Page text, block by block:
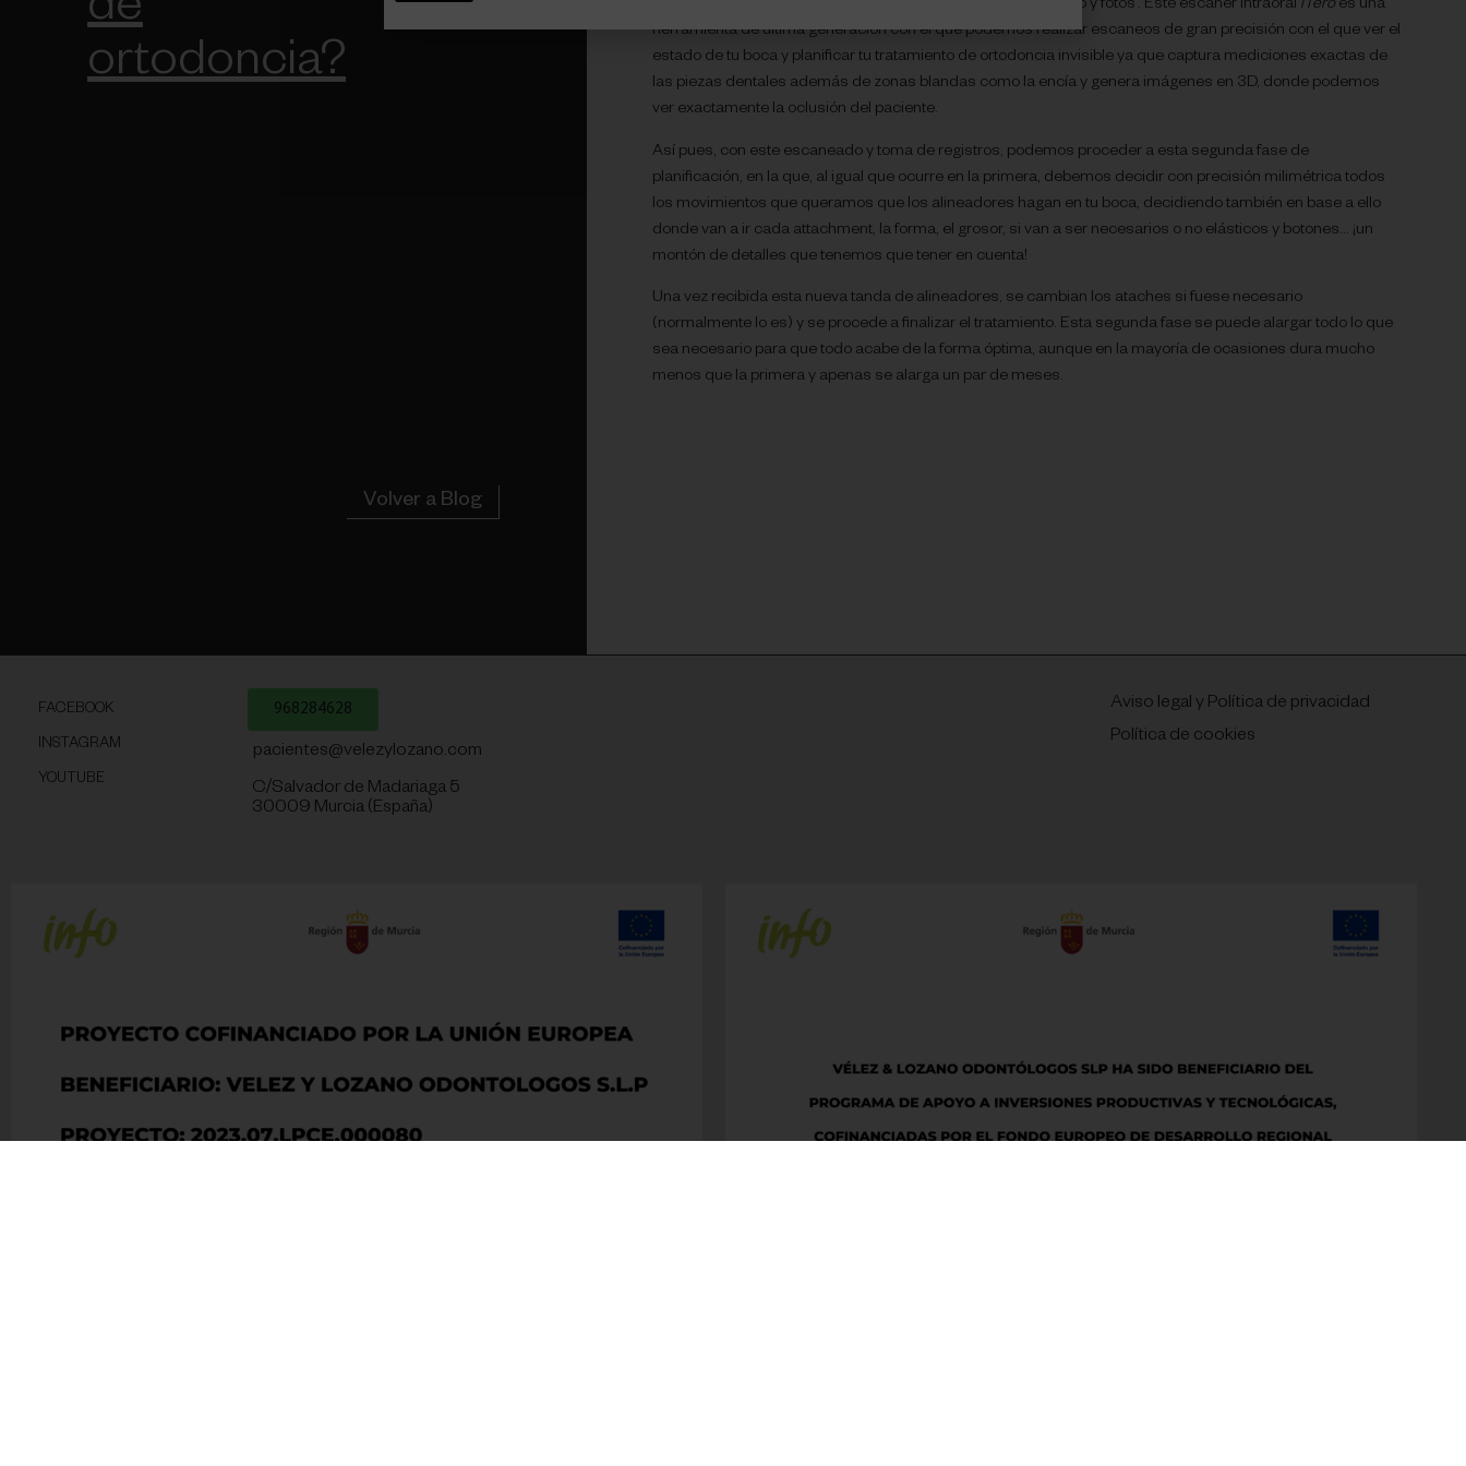
de
ortodoncia?
Volver a Blog
intraoral, y a esto es a lo que llamamos ‘una cita de escaneado y fotos’. Este escáner intraoral iTeroes una
herramienta de última generación con el que podemos realizar escaneos de gran precisión con el que ver el
estado de tu boca y planificar tu tratamiento de ortodoncia invisible ya que captura mediciones exactas de
las piezas dentales además de zonas blandas como la encía y genera imágenes en 3D, donde podemos
ver exactamente la oclusión del paciente.
Así pues, con este escaneado y toma de registros, podemos proceder a esta segunda fase de
planificación, en la que, al igual que ocurre en la primera, debemos decidir con precisión milimétrica todos
los movimientos que queramos que los alineadores hagan en tu boca, decidiendo también en base a ello
donde van a ir cada attachment, la forma, el grosor, si van a ser necesarios o no elásticos y botones… ¡un
montón de detalles que tenemos que tener en cuenta!
Una vez recibida esta nueva tanda de alineadores, se cambian los ataches si fuese necesario
(normalmente lo es) y se procede a finalizar el tratamiento. Esta segunda fase se puede alargar todo lo que
sea necesario para que todo acabe de la forma óptima, aunque en la mayoría de ocasiones dura mucho
menos que la primera y apenas se alarga un par de meses.
FACEBOOK
INSTAGRAM
YOUTUBE
968284628
pacientes@velezylozano.com
C/Salvador de Madariaga 5
30009 Murcia (España)
Aviso legal y Política de privacidad
Política de cookies